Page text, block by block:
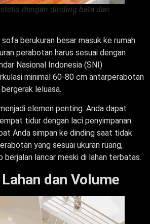
dengan dinding bata dan
berukuran besar masuk ke rumah
perabotan harus sesuai dengan
Nasional Indonesia (SNI)
minimal 60-80 cm antarperabotan
leluasa.
elemen penting. Anda dapat
tidur dengan laci penyimpanan.
Anda simpan ke dinding saat tidak
yang sesuai ukuran ruang,
lancar meski di lahan terbatas.
dan Volume